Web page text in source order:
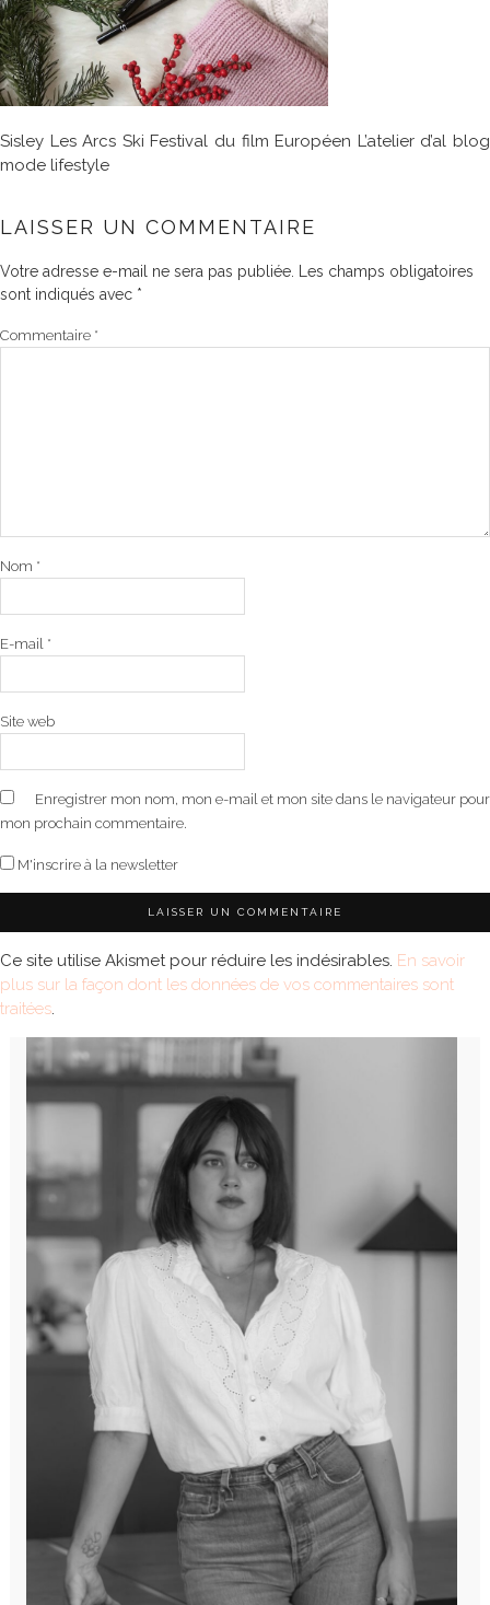
Sisley Les Arcs Ski Festival du film Européen L’atelier d’al blog
mode lifestyle
LAISSER UN COMMENTAIRE
Votre adresse e-mail ne sera pas publiée. Les champs obligatoires
sont indiqués avec *
Commentaire *
Nom *
E-mail *
Site web
Enregistrer mon nom, mon e-mail et mon site dans le navigateur pour
mon prochain commentaire.
M'inscrire à la newsletter
Ce site utilise Akismet pour réduire les indésirables. En savoir
plus sur la façon dont les données de vos commentaires sont
traitées